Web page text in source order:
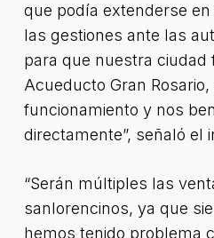
que podía extenderse
las gestiones ante las
para que nuestra ciudad
Acueducto Gran
funcionamiento y nos
directamente”, señaló el
“Serán múltiples las
sanlorencinos, ya que
hemos tenido problema